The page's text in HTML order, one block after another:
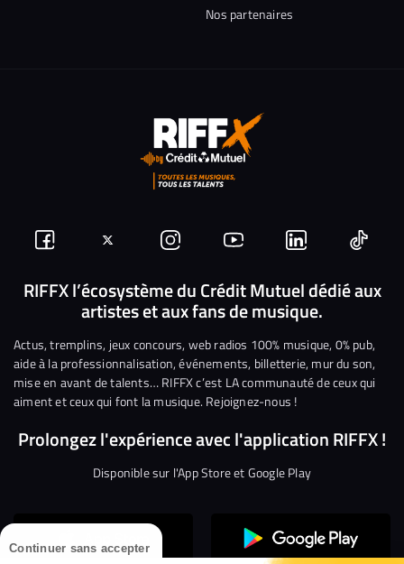
Continuer sans accepter
Nos partenaires
Suivez-
nous
Facebook
Suivez-
nous
sur
Twitter
Nous
rejoindre
sur
Instagram
Nous
rejoindre
sur
YouTube
Nous
rejoindre
sur
Linkedin
Nous
RIFFX l’écosystème du Crédit Mutuel dédié aux
artistes et aux fans de musique.
Actus, tremplins, jeux concours, web radios 100% musique, 0% pub,
aide à la professionnalisation, événements, billetterie, mur du son,
mise en avant de talents… RIFFX c’est LA communauté de ceux qui
aiment et ceux qui font la musique. Rejoignez-nous !
Prolongez l'expérience avec l'application RIFFX !
Disponible sur l'App Store et Google Play